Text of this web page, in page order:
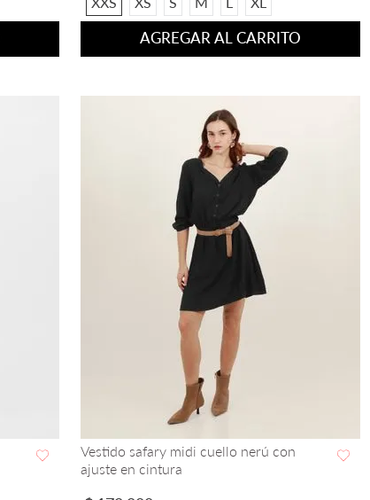
AGREGAR AL CARRITO
Vestido safary midi cuello nerú con
ajuste en cintura